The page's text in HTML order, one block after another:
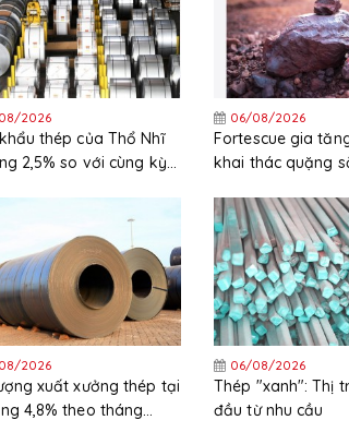
2026
thép của Thổ Nhĩ
2,5% so với cùng kỳ
06/08/2026
Fortescue gia
khai thác quặng
2026
xuất xưởng thép tại
4,8% theo tháng
06/08/2026
Thép "xanh": Thị
đầu từ nhu cầu